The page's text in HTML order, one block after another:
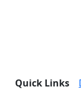
Quick Links